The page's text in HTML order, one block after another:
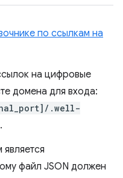
по ссылкам на
на цифровые
домена для входа:
.well-
.
файл JSON должен